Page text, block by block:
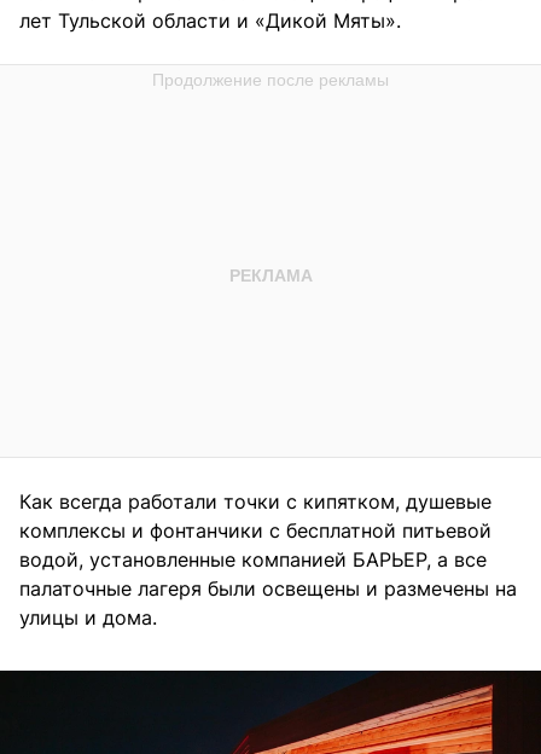
лет Тульской области и «Дикой Мяты».
Как всегда работали точки с кипятком, душевые
комплексы и фонтанчики с бесплатной питьевой
водой, установленные компанией БАРЬЕР, а все
палаточные лагеря были освещены и размечены на
улицы и дома.